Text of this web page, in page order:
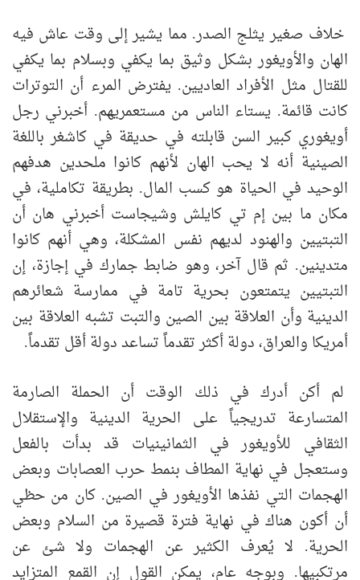
خلاف صغير يثلج الصدر. مما يشير إلى وقت عاش فيه
الهان والأويغور بشكل وثيق بما يكفي وبسلام بما يكفي
للقتال مثل الأفراد العاديين. يفترض المرء أن التوترات
كانت قائمة. يستاء الناس من مستعمريهم. أخبرني رجل
أويغوري كبير السن قابلته في حديقة في كاشغر باللغة
الصينية أنه لا يحب الهان لأنهم كانوا ملحدين هدفهم
الوحيد في الحياة هو كسب المال. بطريقة تكاملية، في
مكان ما بين إم تي كايلش وشيجاست أخبرني هان أن
التبتيين والهنود لديهم نفس المشكلة، وهي أنهم كانوا
متدينين. ثم قال آخر، وهو ضابط جمارك في إجازة، إن
التبتيين يتمتعون بحرية تامة في ممارسة شعائرهم
الدينية وأن العلاقة بين الصين والتبت تشبه العلاقة بين
أمريكا والعراق، دولة أكثر تقدماً تساعد دولة أقل تقدماً.
لم أكن أدرك في ذلك الوقت أن الحملة الصارمة
المتسارعة تدريجياً على الحرية الدينية والإستقلال
الثقافي للأويغور في الثمانينيات قد بدأت بالفعل
وستعجل في نهاية المطاف بنمط حرب العصابات وبعض
الهجمات التي نفذها الأويغور في الصين. كان من حظي
أن أكون هناك في نهاية فترة قصيرة من السلام وبعض
الحرية. لا يُعرف الكثير عن الهجمات ولا شئ عن
مرتكبيها. وبوجه عام، يمكن القول إن القمع المتزايد